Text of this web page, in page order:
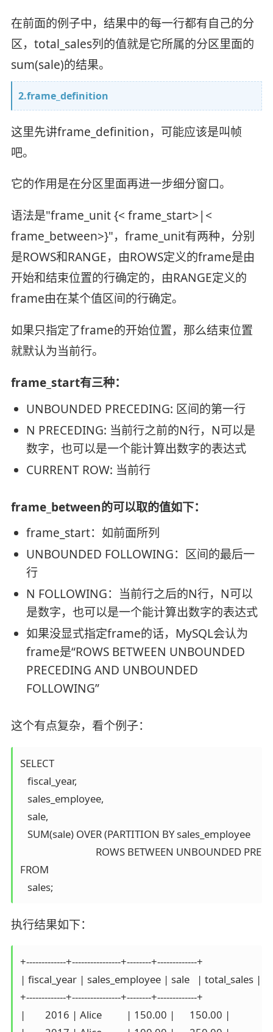
在前面的例子中，结果中的每一行都有自己的分
区，total_sales列的值就是它所属的分区里面的
sum(sale)的结果。
2.frame_definition
这里先讲frame_definition，可能应该是叫帧
吧。
它的作用是在分区里面再进一步细分窗口。
语法是"frame_unit {< frame_start>|<
frame_between>}"，frame_unit有两种，分别
是ROWS和RANGE，由ROWS定义的frame是由
开始和结束位置的行确定的，由RANGE定义的
frame由在某个值区间的行确定。
如果只指定了frame的开始位置，那么结束位置
就默认为当前行。
frame_start有三种：
UNBOUNDED PRECEDING: 区间的第一行
N PRECEDING: 当前行之前的N行，N可以是
数字，也可以是一个能计算出数字的表达式
CURRENT ROW: 当前行
frame_between的可以取的值如下：
frame_start：如前面所列
UNBOUNDED FOLLOWING：区间的最后一
行
N FOLLOWING：当前行之后的N行，N可以
是数字，也可以是一个能计算出数字的表达式
如果没显式指定frame的话，MySQL会认为
frame是“ROWS BETWEEN UNBOUNDED
PRECEDING AND UNBOUNDED
FOLLOWING”
这个有点复杂，看个例子：
SELECT
   fiscal_year,
   sales_employee,
   sale,
   SUM(sale) OVER (PARTITION BY sales_employee
ROWS BETWEEN
FROM
   sales;
执行结果如下：
+-------------+----------------+--------+-------------+
| fiscal_year | sales_employee | sale   | total_sales |
+-------------+----------------+--------+-------------+
|        2016 | Alice          | 150.00 |      150.00 |